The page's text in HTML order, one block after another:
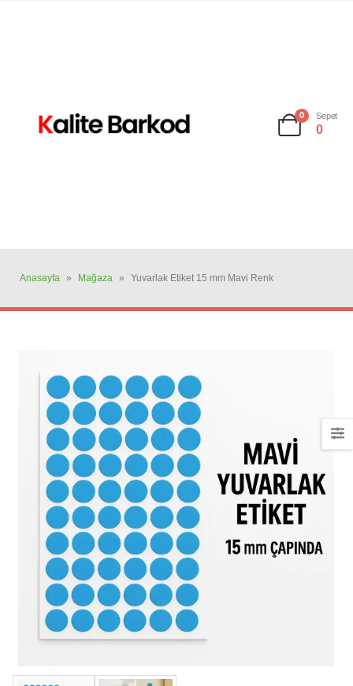
0 Sepet
0
Anasayfa » Mağaza » Yuvarlak Etiket 15 mm Mavi Renk